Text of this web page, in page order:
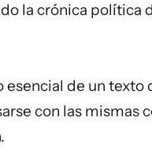
la crónica política
de un texto
con las mismas